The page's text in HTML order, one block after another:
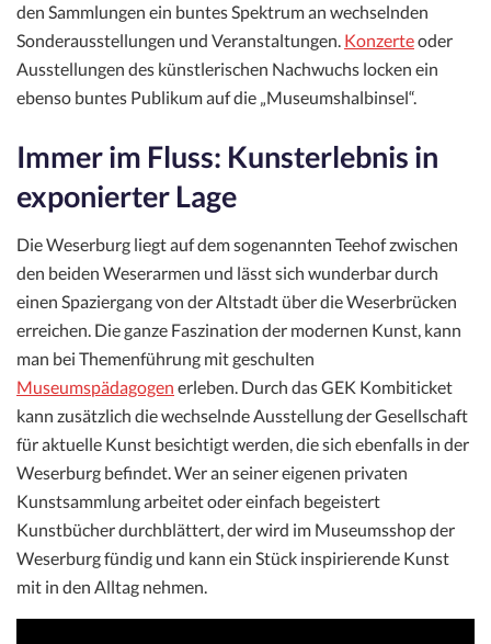
den Sammlungen ein buntes Spektrum an wechselnden
Sonderausstellungen und Veranstaltungen. Konzerteoder
Ausstellungen des künstlerischen Nachwuchs locken ein
ebenso buntes Publikum auf die „Museumshalbinsel“.
Immer im Fluss: Kunsterlebnis in
exponierter Lage
Die Weserburg liegt auf dem sogenannten Teehof zwischen
den beiden Weserarmen und lässt sich wunderbar durch
einen Spaziergang von der Altstadt über die Weserbrücken
erreichen. Die ganze Faszination der modernen Kunst, kann
man bei Themenführung mit geschulten
Museumspädagogen erleben. Durch das GEK Kombiticket
kann zusätzlich die wechselnde Ausstellung der Gesellschaft
für aktuelle Kunst besichtigt werden, die sich ebenfalls in der
Weserburg befindet. Wer an seiner eigenen privaten
Kunstsammlung arbeitet oder einfach begeistert
Kunstbücher durchblättert, der wird im Museumsshop der
Weserburg fündig und kann ein Stück inspirierende Kunst
mit in den Alltag nehmen.